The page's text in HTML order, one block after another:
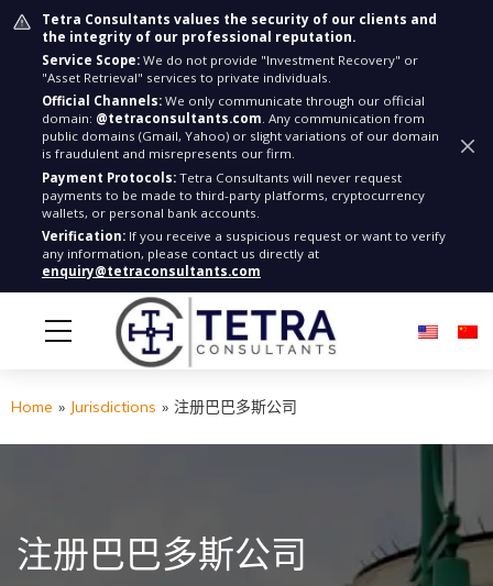
Tetra Consultants values the security of our clients and
the integrity of our professional reputation.
Service Scope: We do not provide "Investment Recovery" or
"Asset Retrieval" services to private individuals.
Official Channels: We only communicate through our official
domain: @tetraconsultants.com. Any communication from
public domains (Gmail, Yahoo) or slight variations of our domain
is fraudulent and misrepresents our firm.
Payment Protocols: Tetra Consultants will never request
payments to be made to third-party platforms, cryptocurrency
wallets, or personal bank accounts.
Verification: If you receive a suspicious request or want to verify
any information, please contact us directly at
enquiry@tetraconsultants.com
Home » Jurisdictions » 注册巴巴多斯公司
注册巴巴多斯公司